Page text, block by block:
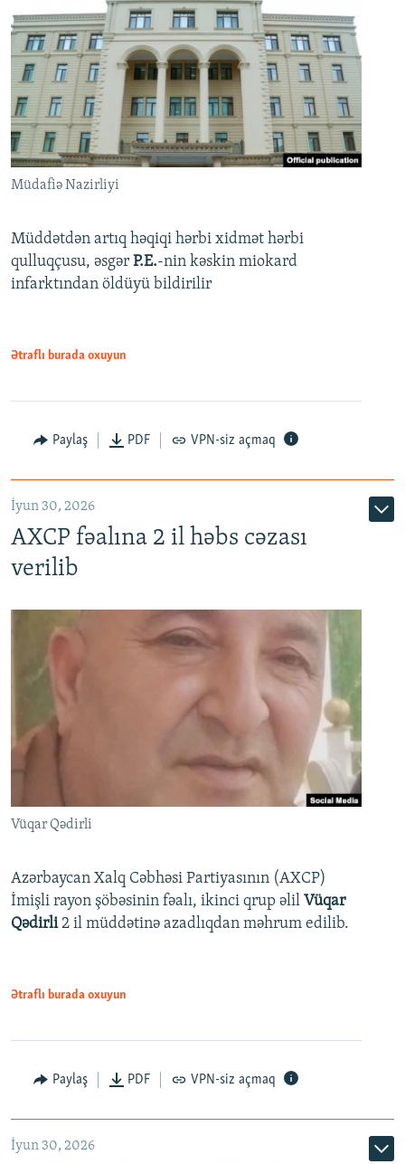
Müdafiə Nazirliyi
Müddətdən artıq həqiqi hərbi xidmət hərbi
qulluqçusu, əsgər P.E.-nin kəskin miokard
infarktından öldüyü bildirilir
Ətraflı burada oxuyun
Paylaş PDF VPN-siz açmaq
İyun 30, 2026
AXCP fəalına 2 il həbs cəzası
verilib
Vüqar Qədirli
Azərbaycan Xalq Cəbhəsi Partiyasının (AXCP)
İmişli rayon şöbəsinin fəalı, ikinci qrup əlil Vüqar
Qədirli2 il müddətinə azadlıqdan məhrum edilib.
Ətraflı burada oxuyun
Paylaş PDF VPN-siz açmaq
İyun 30, 2026